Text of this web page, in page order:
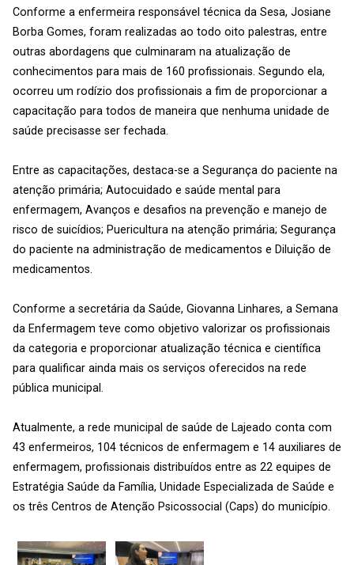
Conforme a enfermeira responsável técnica da Sesa, Josiane
Borba Gomes, foram realizadas ao todo oito palestras, entre
outras abordagens que culminaram na atualização de
conhecimentos para mais de 160 profissionais. Segundo ela,
ocorreu um rodízio dos profissionais a fim de proporcionar a
capacitação para todos de maneira que nenhuma unidade de
saúde precisasse ser fechada.
Entre as capacitações, destaca-se a Segurança do paciente na
atenção primária; Autocuidado e saúde mental para
enfermagem, Avanços e desafios na prevenção e manejo de
risco de suicídios; Puericultura na atenção primária; Segurança
do paciente na administração de medicamentos e Diluição de
medicamentos.
Conforme a secretária da Saúde, Giovanna Linhares, a Semana
da Enfermagem teve como objetivo valorizar os profissionais
da categoria e proporcionar atualização técnica e científica
para qualificar ainda mais os serviços oferecidos na rede
pública municipal.
Atualmente, a rede municipal de saúde de Lajeado conta com
43 enfermeiros, 104 técnicos de enfermagem e 14 auxiliares de
enfermagem, profissionais distribuídos entre as 22 equipes de
Estratégia Saúde da Família, Unidade Especializada de Saúde e
os três Centros de Atenção Psicossocial (Caps) do município.